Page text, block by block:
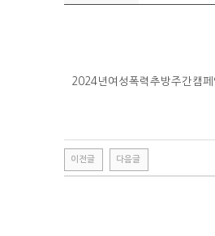
2024년여성폭력추방주간캠
이전글 다음글